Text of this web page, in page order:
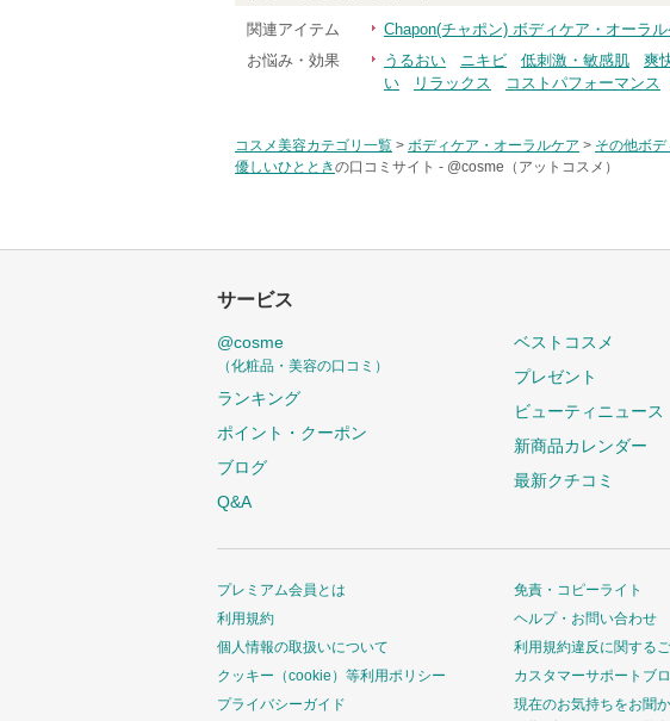
関連アイテム Chapon(チャポン) ボディケア・オーラル
お悩み・効果
うるおい ニキビ 低刺激・敏感肌 爽
い
リラックス コストパフォーマンス
コスメ美容カテゴリ一覧 > ボディケア・オーラルケア > その他ボデ
優しいひとときの口コミサイト - @cosme（アットコスメ）
サービス
@cosme
（化粧品・美容の口コミ）
ランキング
ポイント・クーポン
ブログ
Q&A
ベストコスメ
プレゼント
ビューティニュース
新商品カレンダー
最新クチコミ
プレミアム会員とは
利用規約
個人情報の取扱いについて
クッキー（cookie）等利用ポリシー
プライバシーガイド
免責・コピーライト
ヘルプ・お問い合わせ
利用規約違反に関する
カスタマーサポートブ
現在のお気持ちをお聞